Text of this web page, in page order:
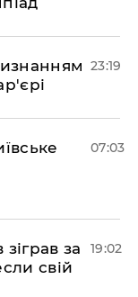
23:19
07:03
за
свій
19:02